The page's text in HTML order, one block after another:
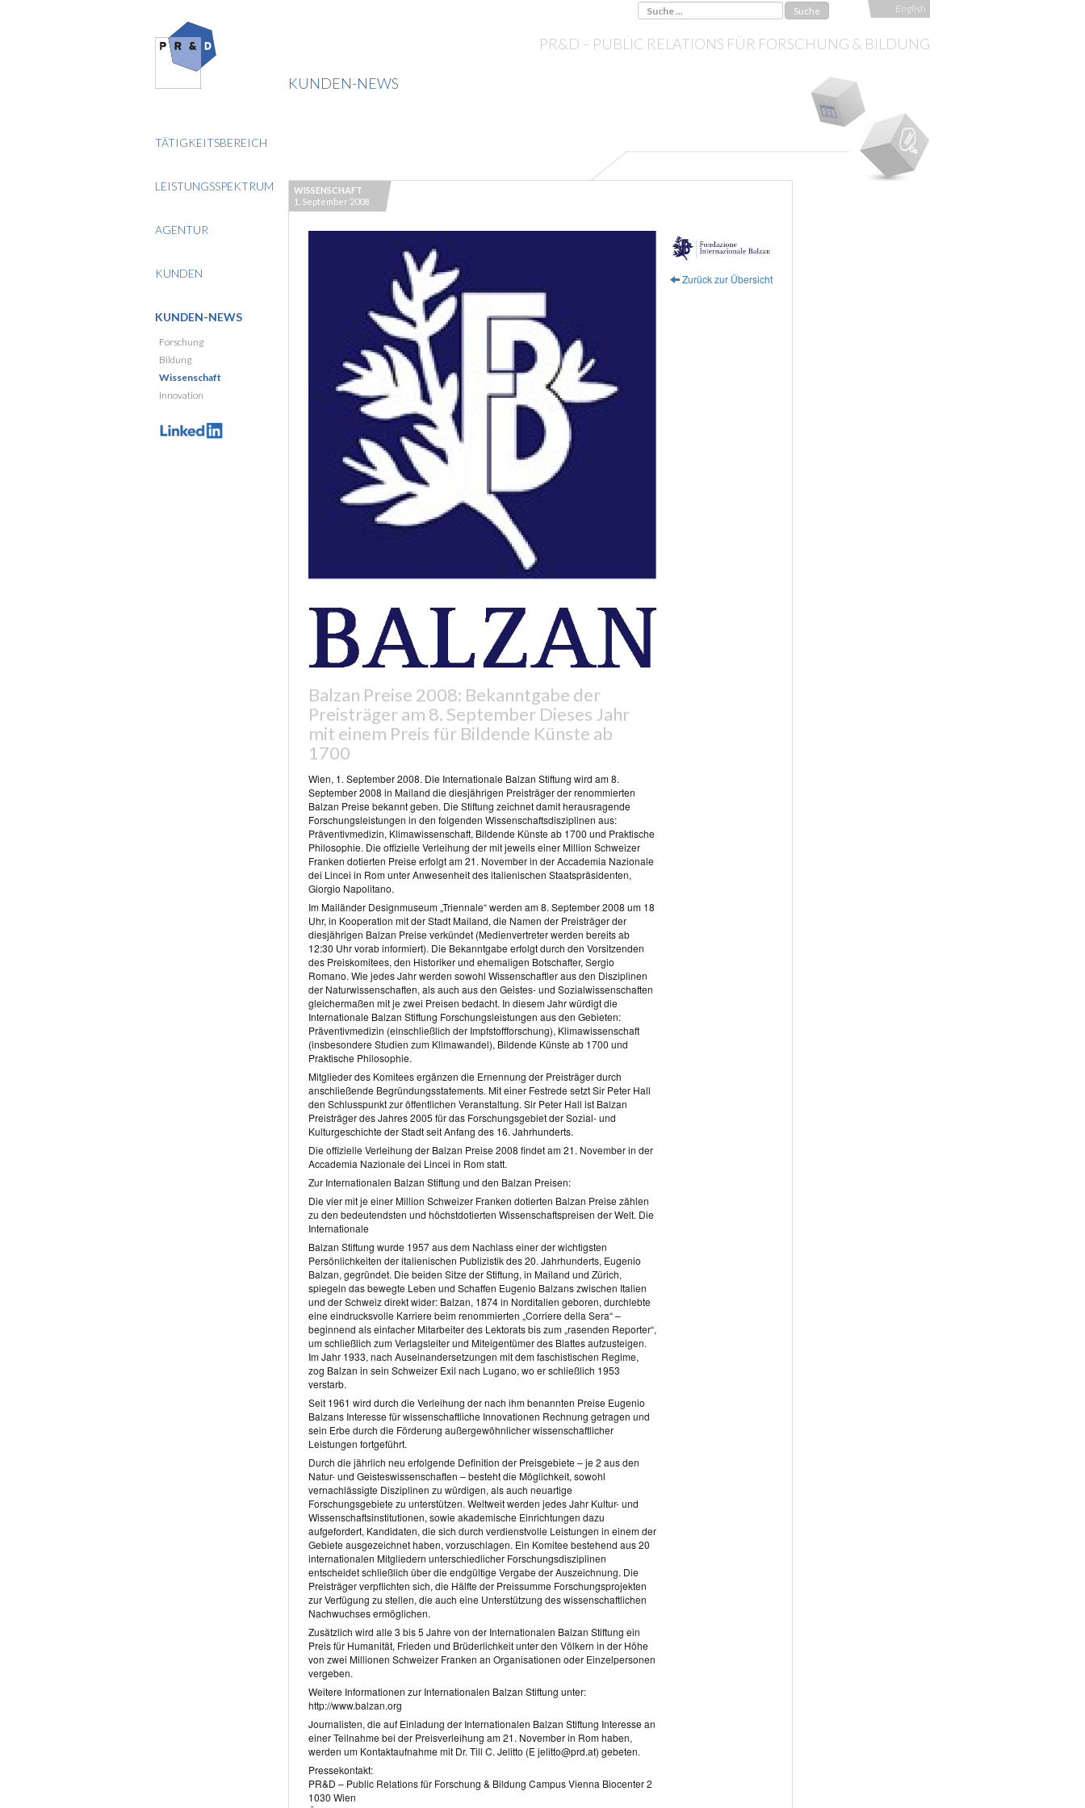
TÄTIGKEITSBEREICH
LEISTUNGSSPEKTRUM
AGENTUR
KUNDEN
KUNDEN-NEWS
Forschung
Bildung
Wissenschaft
Innovation
English
PR&D – PUBLIC RELATIONS FÜR FORSCHUNG & BILDUNG
KUNDEN-NEWS
WISSENSCHAFT
1. September 2008
Balzan Preise 2008: Bekanntgabe der
Preisträger am 8. September Dieses Jahr
mit einem Preis für Bildende Künste ab
1700
Wien, 1. September 2008. Die Internationale Balzan Stiftung wird am 8.
September 2008 in Mailand die diesjährigen Preisträger der renommierten
Balzan Preise bekannt geben. Die Stiftung zeichnet damit herausragende
Forschungsleistungen in den folgenden Wissenschaftsdisziplinen aus:
Präventivmedizin, Klimawissenschaft, Bildende Künste ab 1700 und Praktische
Philosophie. Die offizielle Verleihung der mit jeweils einer Million Schweizer
Franken dotierten Preise erfolgt am 21. November in der Accademia Nazionale
dei Lincei in Rom unter Anwesenheit des italienischen Staatspräsidenten,
Giorgio Napolitano.
Im Mailänder Designmuseum „Triennale“ werden am 8. September 2008 um 18
Uhr, in Kooperation mit der Stadt Mailand, die Namen der Preisträger der
diesjährigen Balzan Preise verkündet (Medienvertreter werden bereits ab
12:30 Uhr vorab informiert). Die Bekanntgabe erfolgt durch den Vorsitzenden
des Preiskomitees, den Historiker und ehemaligen Botschafter, Sergio
Romano. Wie jedes Jahr werden sowohl Wissenschaftler aus den Disziplinen
der Naturwissenschaften, als auch aus den Geistes- und Sozialwissenschaften
gleichermaßen mit je zwei Preisen bedacht. In diesem Jahr würdigt die
Internationale Balzan Stiftung Forschungsleistungen aus den Gebieten:
Präventivmedizin (einschließlich der Impfstoffforschung), Klimawissenschaft
(insbesondere Studien zum Klimawandel), Bildende Künste ab 1700 und
Praktische Philosophie.
Mitglieder des Komitees ergänzen die Ernennung der Preisträger durch
anschließende Begründungsstatements. Mit einer Festrede setzt Sir Peter Hall
den Schlusspunkt zur öffentlichen Veranstaltung. Sir Peter Hall ist Balzan
Preisträger des Jahres 2005 für das Forschungsgebiet der Sozial- und
Kulturgeschichte der Stadt seit Anfang des 16. Jahrhunderts.
Die offizielle Verleihung der Balzan Preise 2008 findet am 21. November in der
Accademia Nazionale dei Lincei in Rom statt.
Zur Internationalen Balzan Stiftung und den Balzan Preisen:
Die vier mit je einer Million Schweizer Franken dotierten Balzan Preise zählen
zu den bedeutendsten und höchstdotierten Wissenschaftspreisen der Welt. Die
Internationale
Balzan Stiftung wurde 1957 aus dem Nachlass einer der wichtigsten
Persönlichkeiten der italienischen Publizistik des 20. Jahrhunderts, Eugenio
Balzan, gegründet. Die beiden Sitze der Stiftung, in Mailand und Zürich,
spiegeln das bewegte Leben und Schaffen Eugenio Balzans zwischen Italien
und der Schweiz direkt wider: Balzan, 1874 in Norditalien geboren, durchlebte
eine eindrucksvolle Karriere beim renommierten „Corriere della Sera“ –
beginnend als einfacher Mitarbeiter des Lektorats bis zum „rasenden Reporter“,
um schließlich zum Verlagsleiter und Miteigentümer des Blattes aufzusteigen.
Im Jahr 1933, nach Auseinandersetzungen mit dem faschistischen Regime,
zog Balzan in sein Schweizer Exil nach Lugano, wo er schließlich 1953
verstarb.
Seit 1961 wird durch die Verleihung der nach ihm benannten Preise Eugenio
Balzans Interesse für wissenschaftliche Innovationen Rechnung getragen und
sein Erbe durch die Förderung außergewöhnlicher wissenschaftlicher
Leistungen fortgeführt.
Durch die jährlich neu erfolgende Definition der Preisgebiete – je 2 aus den
Natur- und Geisteswissenschaften – besteht die Möglichkeit, sowohl
vernachlässigte Disziplinen zu würdigen, als auch neuartige
Forschungsgebiete zu unterstützen. Weltweit werden jedes Jahr Kultur- und
Wissenschaftsinstitutionen, sowie akademische Einrichtungen dazu
aufgefordert, Kandidaten, die sich durch verdienstvolle Leistungen in einem der
Gebiete ausgezeichnet haben, vorzuschlagen. Ein Komitee bestehend aus 20
internationalen Mitgliedern unterschiedlicher Forschungsdisziplinen
entscheidet schließlich über die endgültige Vergabe der Auszeichnung. Die
Preisträger verpflichten sich, die Hälfte der Preissumme Forschungsprojekten
zur Verfügung zu stellen, die auch eine Unterstützung des wissenschaftlichen
Nachwuchses ermöglichen.
Zusätzlich wird alle 3 bis 5 Jahre von der Internationalen Balzan Stiftung ein
Preis für Humanität, Frieden und Brüderlichkeit unter den Völkern in der Höhe
von zwei Millionen Schweizer Franken an Organisationen oder Einzelpersonen
vergeben.
Weitere Informationen zur Internationalen Balzan Stiftung unter:
http://www.balzan.org
Journalisten, die auf Einladung der Internationalen Balzan Stiftung Interesse an
einer Teilnahme bei der Preisverleihung am 21. November in Rom haben,
werden um Kontaktaufnahme mit Dr. Till C. Jelitto (E jelitto@prd.at) gebeten.
Pressekontakt:
PR&D – Public Relations für Forschung & Bildung Campus Vienna Biocenter 2
1030 Wien
Zurück zur Übersicht